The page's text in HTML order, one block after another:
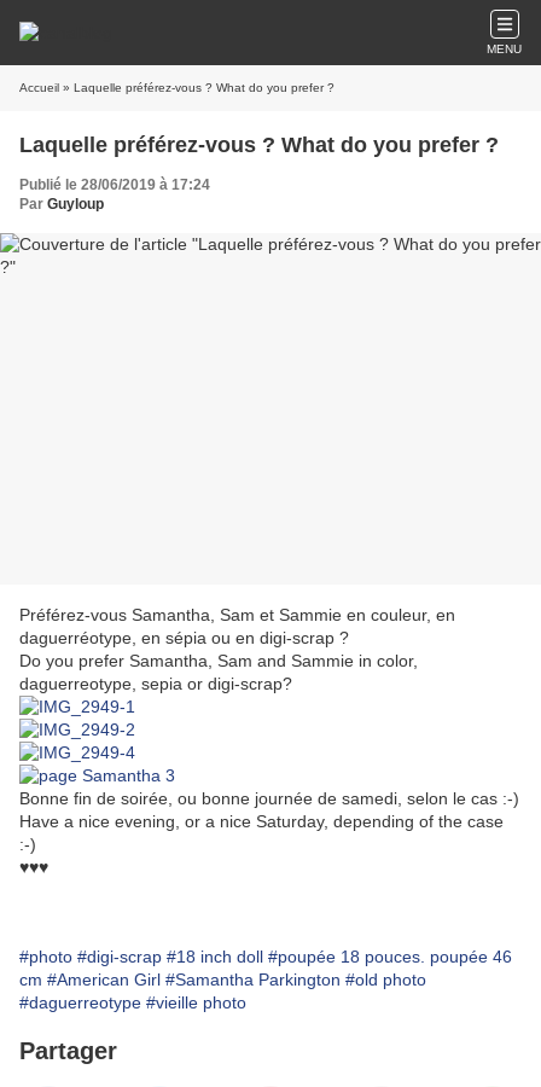
MENU
Accueil » Laquelle préférez-vous ? What do you prefer ?
Laquelle préférez-vous ? What do you prefer ?
Publié le 28/06/2019 à 17:24
Par Guyloup
Préférez-vous Samantha, Sam et Sammie en couleur, en
daguerréotype, en sépia ou en digi-scrap ?
Do you prefer Samantha, Sam and Sammie in color,
daguerreotype, sepia or digi-scrap?
Bonne fin de soirée, ou bonne journée de samedi, selon le cas :-)
Have a nice evening, or a nice Saturday, depending of the case
:-)
♥♥♥
#photo #digi-scrap #18 inch doll #poupée 18 pouces. poupée 46
cm #American Girl #Samantha Parkington #old photo
#daguerreotype #vieille photo
Partager